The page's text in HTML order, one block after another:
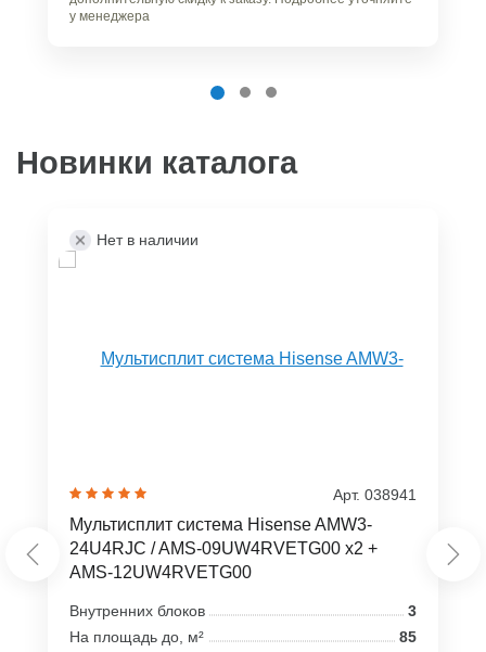
у менеджера
Новинки каталога
Нет в наличии
Арт. 038941
Мультисплит система Hisense AMW3-
24U4RJC / AMS-09UW4RVETG00 x2 +
AMS-12UW4RVETG00
Внутренних блоков
3
На площадь до, м²
85